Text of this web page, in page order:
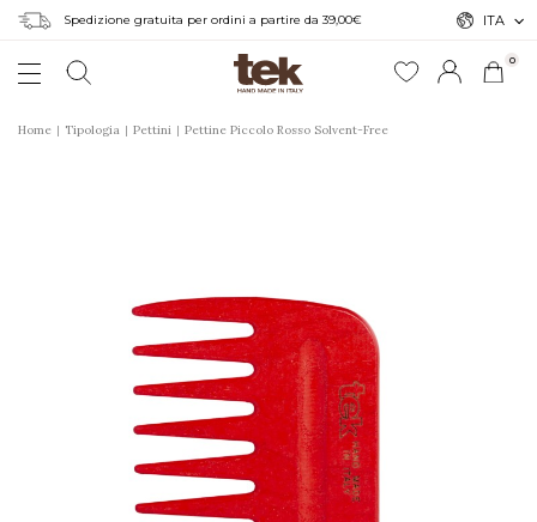
Spedizione gratuita per ordini a partire da 39,00€
0
ITA
Home Tipologia Pettini Pettine Piccolo Rosso Solvent-Free